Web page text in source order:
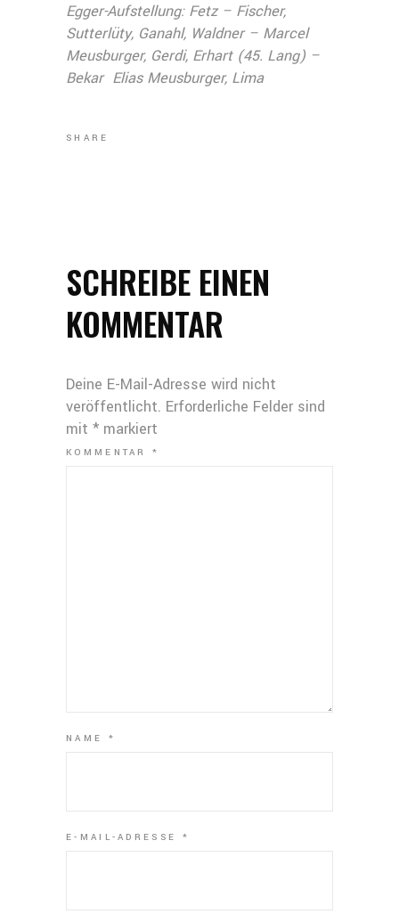
Egger-Aufstellung: Fetz – Fischer,
Sutterlüty, Ganahl, Waldner – Marcel
Meusburger, Gerdi, Erhart (45. Lang) –
Bekar Elias Meusburger, Lima
SHARE
SCHREIBE EINEN
KOMMENTAR
Deine E-Mail-Adresse wird nicht
veröffentlicht. Erforderliche Felder sind
mit * markiert
KOMMENTAR*
NAME *
E-MAIL-ADRESSE *